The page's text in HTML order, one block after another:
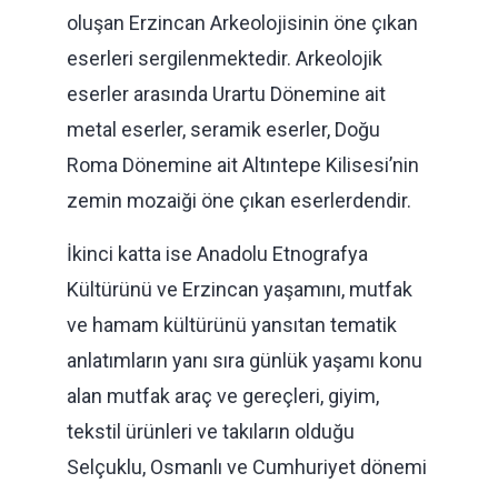
oluşan Erzincan Arkeolojisinin öne çıkan
eserleri sergilenmektedir. Arkeolojik
eserler arasında Urartu Dönemine ait
metal eserler, seramik eserler, Doğu
Roma Dönemine ait Altıntepe Kilisesi’nin
zemin mozaiği öne çıkan eserlerdendir.
İkinci katta ise Anadolu Etnografya
Kültürünü ve Erzincan yaşamını, mutfak
ve hamam kültürünü yansıtan tematik
anlatımların yanı sıra günlük yaşamı konu
alan mutfak araç ve gereçleri, giyim,
tekstil ürünleri ve takıların olduğu
Selçuklu, Osmanlı ve Cumhuriyet dönemi